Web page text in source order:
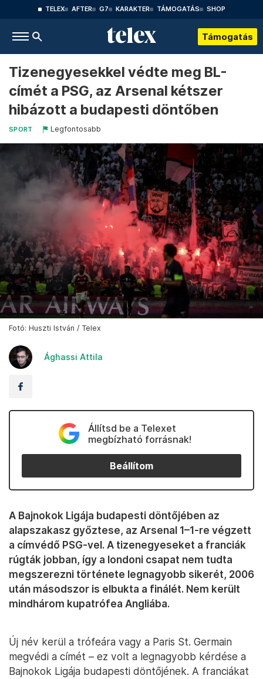
TELEX AFTER G7 KARAKTER TÁMOGATÁS SHOP
Támogatás
Tizenegyesekkel védte meg BL-
címét a PSG, az Arsenal kétszer
hibázott a budapesti döntőben
SPORT Legfontosabb
Fotó: Huszti István / Telex
Ághassi Attila
Állítsd be a Telexet
megbízható forrásnak!
Beállítom
A Bajnokok Ligája budapesti döntőjében az
alapszakasz győztese, az Arsenal 1–1-re végzett
a címvédő PSG-vel. A tizenegyeseket a franciák
rúgták jobban, így a londoni csapat nem tudta
megszerezni története legnagyobb sikerét, 2006
után másodszor is elbukta a finálét. Nem került
mindhárom kupatrófea Angliába.
Új név kerül a trófeára vagy a Paris St. Germain
megvédi a címét – ez volt a legnagyobb kérdése a
Bajnokok Ligája budapesti döntőjének. A franciákat